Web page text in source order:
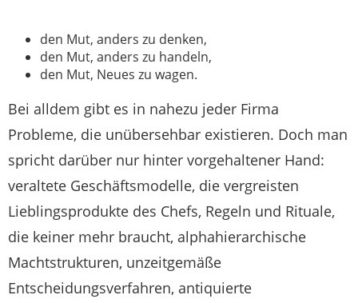
den Mut, anders zu denken,
den Mut, anders zu handeln,
den Mut, Neues zu wagen.
Bei alldem gibt es in nahezu jeder Firma
Probleme, die unübersehbar existieren. Doch man
spricht darüber nur hinter vorgehaltener Hand:
veraltete Geschäftsmodelle, die vergreisten
Lieblingsprodukte des Chefs, Regeln und Rituale,
die keiner mehr braucht, alphahierarchische
Machtstrukturen, unzeitgemäße
Entscheidungsverfahren, antiquierte